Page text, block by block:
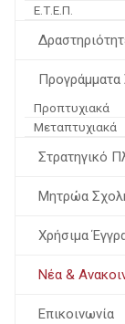
Ε.Τ.Ε.Π.
Προπτυχιακά
Μεταπτυχιακά
Στρατηγικό
Μητρώα
Χρήσιμα
Νέα &
Επικοινωνία